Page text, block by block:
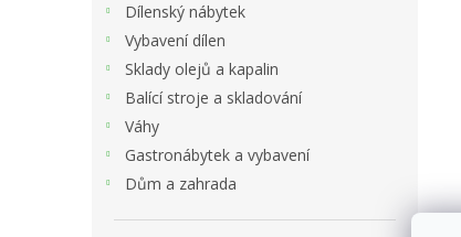
Dílenský nábytek
Vybavení dílen
Sklady olejů a kapalin
Balící stroje a skladování
Váhy
Gastronábytek a vybavení
Dům a zahrada